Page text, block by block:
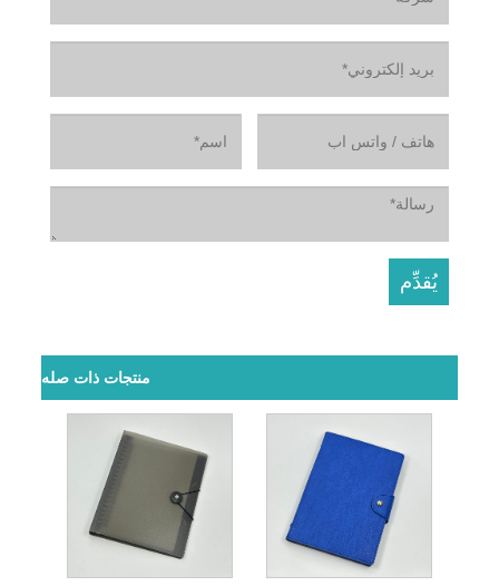
منتجات ذات صله